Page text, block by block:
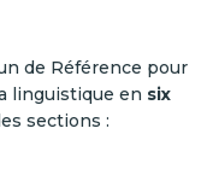
de Référence pour
linguistique en six
sections :